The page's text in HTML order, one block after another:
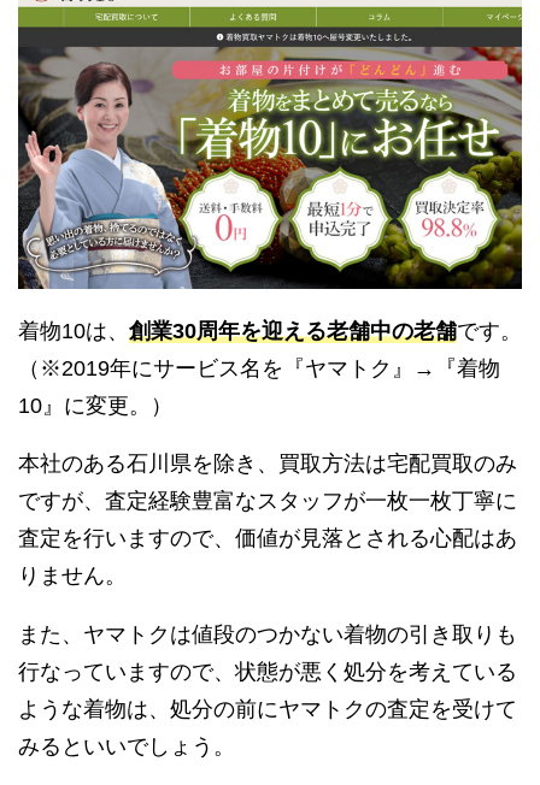
着物10は、 創業30周年を迎える老舗中の老舗です。
（※2019年にサービス名を『ヤマトク』→『着物
10』に変更。）
本社のある石川県を除き、買取方法は宅配買取のみ
ですが、査定経験豊富なスタッフが一枚一枚丁寧に
査定を行いますので、価値が見落とされる心配はあ
りません。
また、ヤマトクは値段のつかない着物の引き取りも
行なっていますので、状態が悪く処分を考えている
ような着物は、処分の前にヤマトクの査定を受けて
みるといいでしょう。